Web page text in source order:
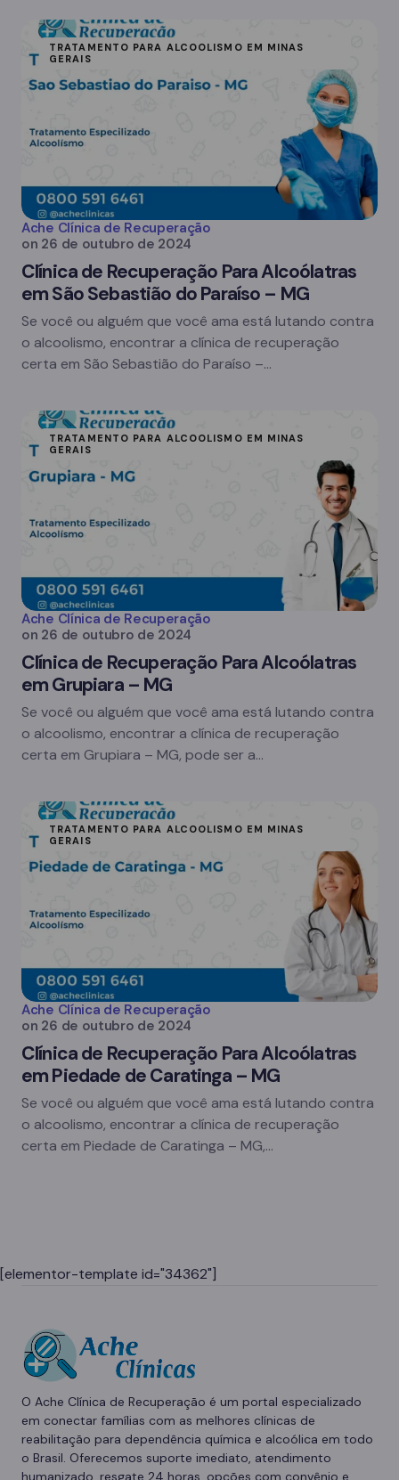
TRATAMENTO PARA ALCOOLISMO EM MINAS
GERAIS
Ache Clínica de Recuperação
on 26 de outubro de 2024
Clínica de Recuperação Para Alcoólatras
em São Sebastião do Paraíso – MG
Se você ou alguém que você ama está lutando contra
o alcoolismo, encontrar a clínica de recuperação
certa em São Sebastião do Paraíso –…
TRATAMENTO PARA ALCOOLISMO EM MINAS
GERAIS
Ache Clínica de Recuperação
on 26 de outubro de 2024
Clínica de Recuperação Para Alcoólatras
em Grupiara – MG
Se você ou alguém que você ama está lutando contra
o alcoolismo, encontrar a clínica de recuperação
certa em Grupiara – MG, pode ser a…
TRATAMENTO PARA ALCOOLISMO EM MINAS
GERAIS
Ache Clínica de Recuperação
on 26 de outubro de 2024
Clínica de Recuperação Para Alcoólatras
em Piedade de Caratinga – MG
Se você ou alguém que você ama está lutando contra
o alcoolismo, encontrar a clínica de recuperação
certa em Piedade de Caratinga – MG,…
[elementor-template id="34362"]
O Ache Clínica de Recuperação é um portal especializado
em conectar famílias com as melhores clínicas de
reabilitação para dependência química e alcoólica em todo
o Brasil. Oferecemos suporte imediato, atendimento
humanizado, resgate 24 horas, opções com convênio e